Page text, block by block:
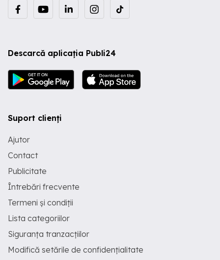
Descarcă aplicația Publi24
Suport clienți
Ajutor
Contact
Publicitate
Întrebări frecvente
Termeni și condiții
Lista categoriilor
Siguranța tranzacțiilor
Modifică setările de confidențialitate